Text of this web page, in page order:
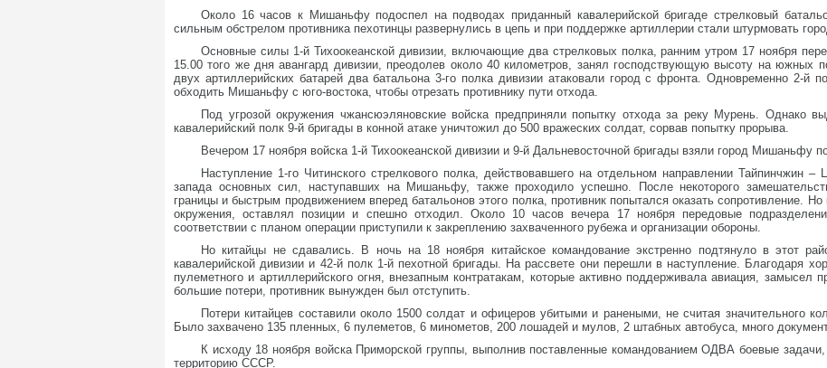
Около 16 часов к Мишаньфу подоспел на подводах приданный кавалерийской бригаде стрелковый
сильным обстрелом противника пехотинцы развернулись в цепь и при поддержке артиллерии стали штурмовать
Основные силы 1-й Тихоокеанской дивизии, включающие два стрелковых полка, ранним утром 17 ноября
15.00 того же дня авангард дивизии, преодолев около 40 километров, занял господствующую высоту на южных
двух артиллерийских батарей два батальона 3-го полка дивизии атаковали город с фронта. Одновременно 2-й
обходить Мишаньфу с юго-востока, чтобы отрезать противнику пути отхода.
Под угрозой окружения чжансюэляновские войска предприняли попытку отхода за реку Мурень. Однако
кавалерийский полк 9-й бригады в конной атаке уничтожил до 500 вражеских солдат, сорвав попытку прорыва.
Вечером 17 ноября войска 1-й Тихоокеанской дивизии и 9-й Дальневосточной бригады взяли город Мишаньфу
Наступление 1-го Читинского стрелкового полка, действовавшего на отдельном направлении Тайпинчжин
запада основных сил, наступавших на Мишаньфу, также проходило успешно. После некоторого
границы и быстрым продвижением вперед батальонов этого полка, противник попытался оказать сопротивление.
окружения, оставлял позиции и спешно отходил. Около 10 часов вечера 17 ноября передовые
соответствии с планом операции приступили к закреплению захваченного рубежа и организации обороны.
Но китайцы не сдавались. В ночь на 18 ноября китайское командование экстренно подтянуло в этот
кавалерийской дивизии и 42-й полк 1-й пехотной бригады. На рассвете они перешли в наступление. Благодаря
пулеметного и артиллерийского огня, внезапным контратакам, которые активно поддерживала авиация, замысел
большие потери, противник вынужден был отступить.
Потери китайцев составили около 1500 солдат и офицеров убитыми и ранеными, не считая значительного
Было захвачено 135 пленных, 6 пулеметов, 6 минометов, 200 лошадей и мулов, 2 штабных автобуса, много
К исходу 18 ноября войска Приморской группы, выполнив поставленные командованием ОДВА боевые
территорию СССР.